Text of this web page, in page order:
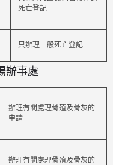
死亡登記
只辦理一般死亡登記
辦事處
辦理有關處理骨殖及骨灰的
申請
辦理有關處理骨殖及骨灰的